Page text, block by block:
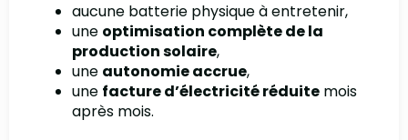
aucune batterie physique à entretenir,
une optimisation complète de la
production solaire,
une autonomie accrue,
une facture d’électricité réduitemois
après mois.